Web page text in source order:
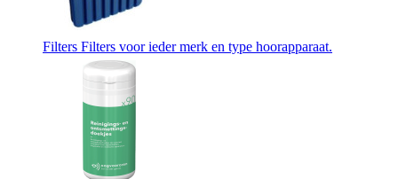
Filters Filters voor ieder merk en type hoorapparaat.